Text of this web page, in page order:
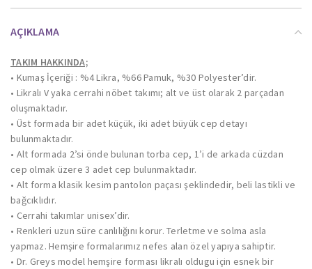
AÇIKLAMA
TAKIM HAKKINDA;
• Kumaş İçeriği : %4 Likra, %66 Pamuk, %30 Polyester’dir.
• Likralı V yaka cerrahi nöbet takımı; alt ve üst olarak 2 parçadan
oluşmaktadır.
• Üst formada bir adet küçük, iki adet büyük cep detayı
bulunmaktadır.
• Alt formada 2’si önde bulunan torba cep, 1’i de arkada cüzdan
cep olmak üzere 3 adet cep bulunmaktadır.
• Alt forma klasik kesim pantolon paçası şeklindedir, beli lastikli ve
bağcıklıdır.
• Cerrahi takımlar unisex’dir.
• Renkleri uzun süre canlılığını korur. Terletme ve solma asla
yapmaz. Hemşire formalarımız nefes alan özel yapıya sahiptir.
• Dr. Greys model hemşire forması likralı oldugu için esnek bir